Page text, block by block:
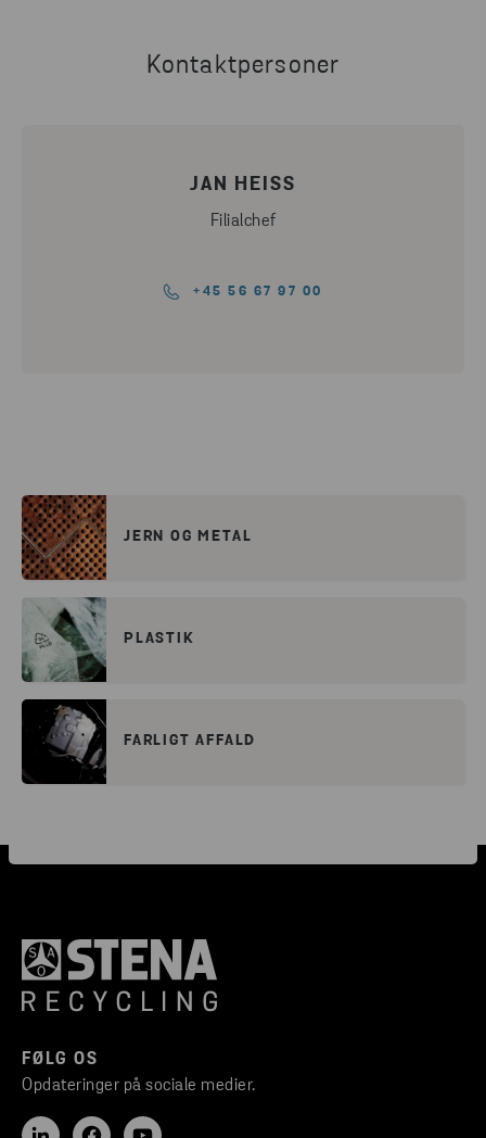
Kontaktpersoner
JAN HEISS
Filialchef
+45 56 67 97 00
JERN OG METAL
PLASTIK
FARLIGT AFFALD
FØLG OS
Opdateringer på sociale medier.